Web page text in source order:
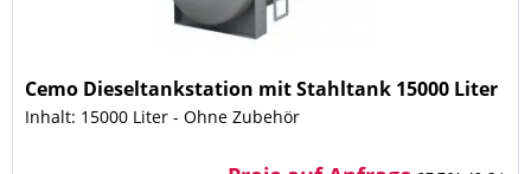
Cemo Dieseltankstation mit Stahltank 15000 Liter
Inhalt: 15000 Liter - Ohne Zubehör